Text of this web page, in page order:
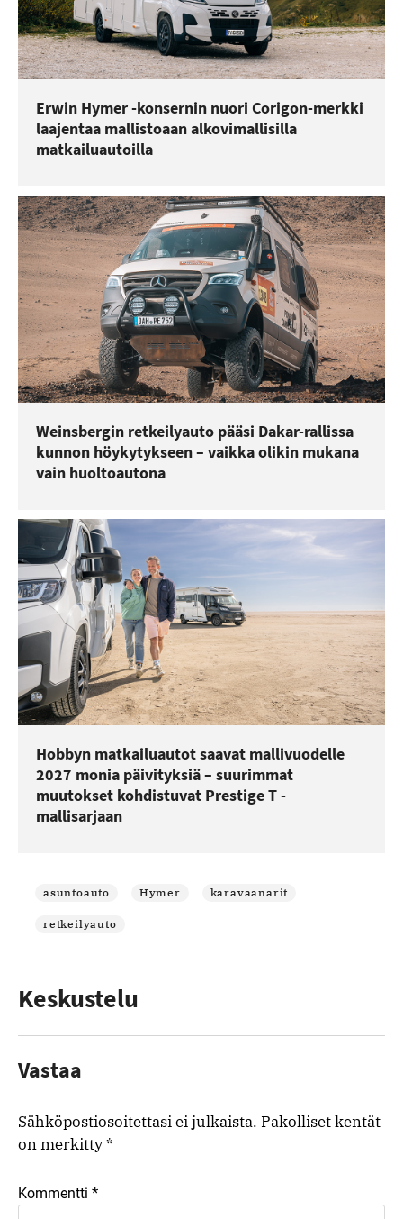
Erwin Hymer -konsernin nuori Corigon-merkki
laajentaa mallistoaan alkovimallisilla
matkailuautoilla
Weinsbergin retkeilyauto pääsi Dakar-rallissa
kunnon höykytykseen – vaikka olikin mukana
vain huoltoautona
Hobbyn matkailuautot saavat mallivuodelle
2027 monia päivityksiä – suurimmat
muutokset kohdistuvat Prestige T -
mallisarjaan
asuntoauto Hymer karavaanarit
retkeilyauto
Keskustelu
Vastaa
Sähköpostiosoitettasi ei julkaista. Pakolliset kentät
on merkitty*
Kommentti *